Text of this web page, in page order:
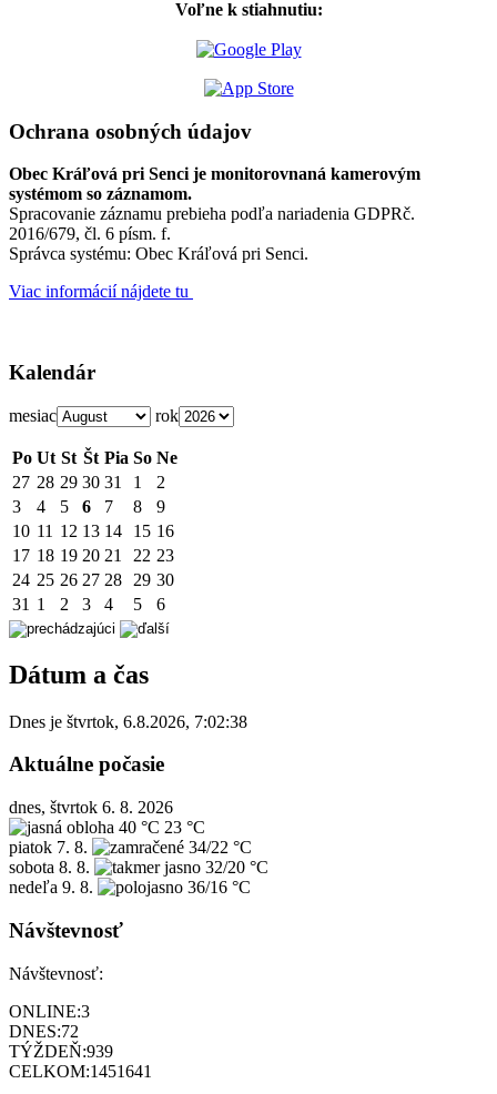
Voľne k stiahnutiu:
Ochrana osobných údajov
Obec Kráľová pri Senci je monitorovnaná kamerovým
systémom so záznamom.
Spracovanie záznamu prebieha podľa nariadenia GDPRč.
2016/679, čl. 6 písm. f.
Správca systému: Obec Kráľová pri Senci.
Viac informácií nájdete tu
Kalendár
mesiac rok
Po Ut St Št Pia So Ne
27 28 29 30 31 1
2
3
4 5 6 7 8
9
10 11 12 13 14 15 16
17 18 19 20 21 22 23
24 25 26 27 28 29 30
31 1 2 3 4 5 6
Dátum a čas
Dnes je štvrtok, 6.8.2026, 7:02:38
Aktuálne počasie
dnes, štvrtok 6. 8. 2026
40 °C 23 °C
piatok 7. 8.
34/22 °C
sobota 8. 8.
32/20 °C
nedeľa 9. 8. 36/16 °C
Návštevnosť
Návštevnosť:
ONLINE:3
DNES:72
TÝŽDEŇ:939
CELKOM:1451641